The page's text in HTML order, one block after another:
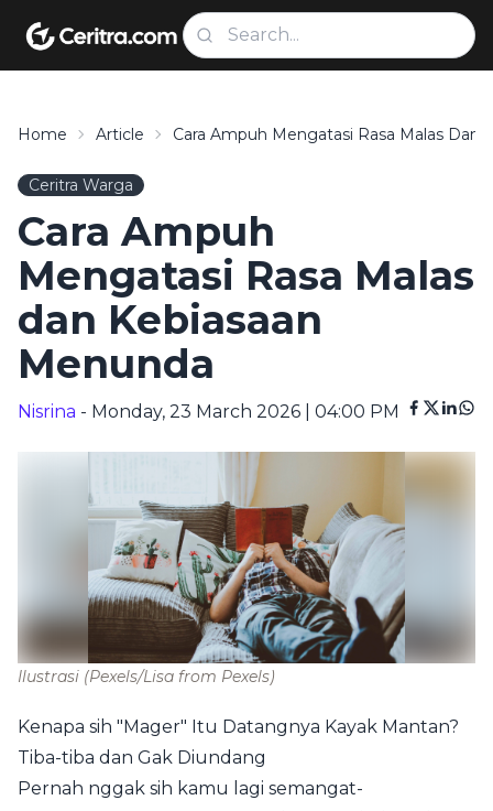
Home Article Cara Ampuh Mengatasi Rasa Malas Dan
Ceritra Warga
Cara Ampuh
Mengatasi Rasa Malas
dan Kebiasaan
Menunda
Nisrina - Monday, 23 March 2026 | 04:00 PM
Ilustrasi (Pexels/Lisa from Pexels)
Kenapa sih "Mager" Itu Datangnya Kayak Mantan?
Tiba-tiba dan Gak Diundang
Pernah nggak sih kamu lagi semangat-